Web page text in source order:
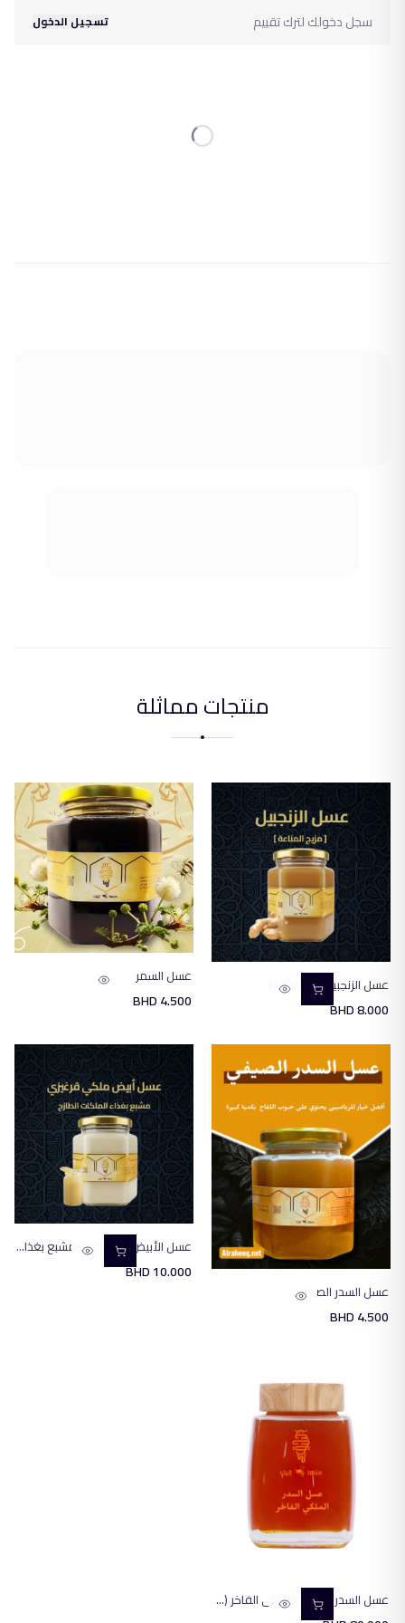
سجل دخولك لترك تقييم تسجيل الدخول
منتجات مماثلة
عسل الزنجبيل (500 جرام )
BHD8.000
عسل السمر
BHD4.500
عسل السدر الصيفي
BHD4.500
عسل الأبيض القرغيزي المشبع بغذاء ملكات النحل نص كيلو
BHD10.000
عسل السدر اليمني الملكي الفاخر (1 كيلو )